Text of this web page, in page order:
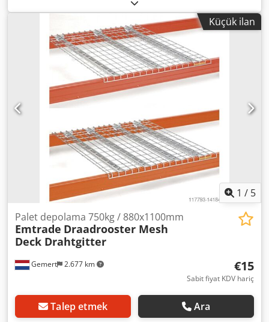
palet dağıtıcı Codpfxoi Hnz To Afworf Maksimum kapasite:
15 palete kadar Palet tipi: 750–1200 mm genişlik Palet
konveyörüne monte edilebilir. Ana Güç: 240V 50Hz Hava
Kompresörü: 100–200L Hava Basıncı: 6–8 bar Kontrol: Delta
PLC/HMI Şu anda stokta: 10 adet. PROTON EE-
ELEKTRONIKA d.o.o
Küçük ilan
1 / 5
Gemert 2.677 km
Palet depolama 750kg / 880x1100mm
Emtrade Draadrooster Mesh
Deck Drahtgitter
€15
Sabit fiyat KDV hariç
Talep etmek Ara